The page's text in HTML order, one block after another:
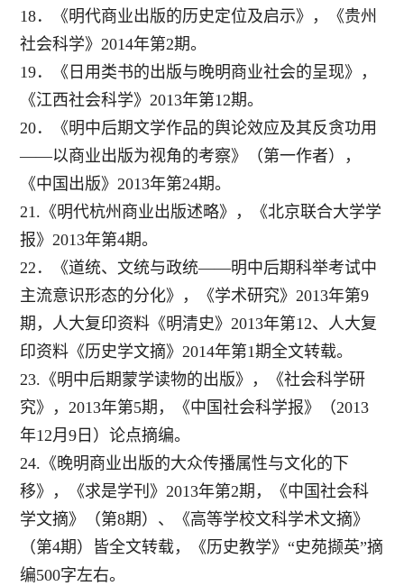
18．《明代商业出版的历史定位及启示》，《贵州
社会科学》2014年第2期。
19．《日用类书的出版与晚明商业社会的呈现》，
《江西社会科学》2013年第12期。
20．《明中后期文学作品的舆论效应及其反贪功用
——以商业出版为视角的考察》（第一作者），
《中国出版》2013年第24期。
21.《明代杭州商业出版述略》，《北京联合大学学
报》2013年第4期。
22．《道统、文统与政统——明中后期科举考试中
主流意识形态的分化》，《学术研究》2013年第9
期，人大复印资料《明清史》2013年第12、人大复
印资料《历史学文摘》2014年第1期全文转载。
23.《明中后期蒙学读物的出版》，《社会科学研
究》，2013年第5期，《中国社会科学报》（2013
年12月9日）论点摘编。
24.《晚明商业出版的大众传播属性与文化的下
移》，《求是学刊》2013年第2期，《中国社会科
学文摘》（第8期）、《高等学校文科学术文摘》
（第4期）皆全文转载，《历史教学》“史苑撷英”摘
编500字左右。